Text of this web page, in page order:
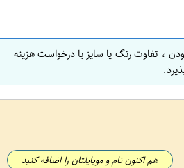
، تفاوت رنگ یا سایز یا درخواست هزینه
هم اکنون نام و موبایلتان را اضافه کنید